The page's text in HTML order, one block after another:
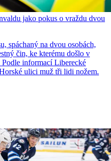
jako pokus o vraždu dvou
spáchaný na dvou osobách,
čin, ke kterému došlo v
informací Liberecké
ulici muž tři lidi nožem.